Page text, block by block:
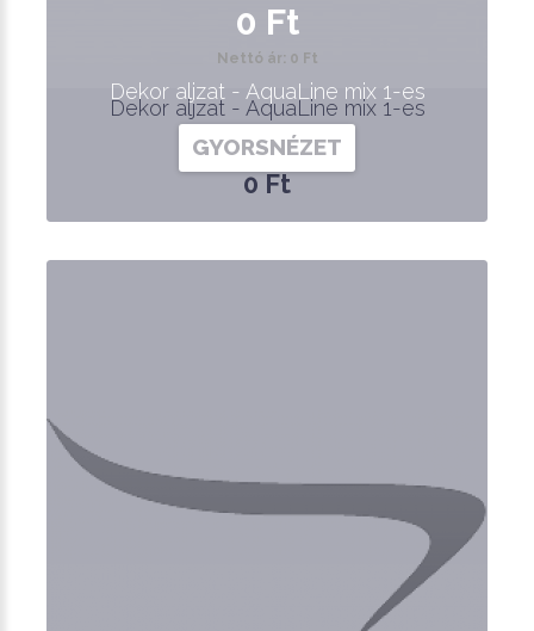
Dekor aljzat - AquaLine mix 1-es
0 Ft
0 Ft
Nettó ár: 0 Ft
Dekor aljzat - AquaLine mix 1-es
GYORSNÉZET